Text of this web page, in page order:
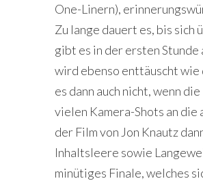
One-Linern),
Zu lange dauert es, bis
gibt es in der ersten
wird ebenso enttäuscht wie
es dann auch nicht, wenn
vielen Kamera-Shots an die
der Film von Jon Knautz
Inhaltsleere sowie
minütiges Finale, welches